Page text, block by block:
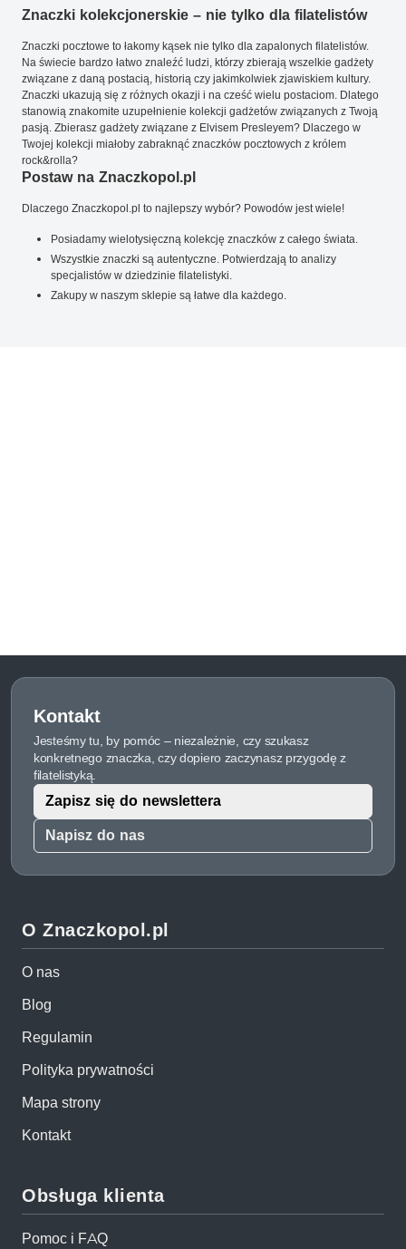
Znaczki kolekcjonerskie – nie tylko dla filatelistów
Znaczki pocztowe to łakomy kąsek nie tylko dla zapalonych filatelistów.
Na świecie bardzo łatwo znaleźć ludzi, którzy zbierają wszelkie gadżety
związane z daną postacią, historią czy jakimkolwiek zjawiskiem kultury.
Znaczki ukazują się z różnych okazji i na cześć wielu postaciom. Dlatego
stanowią znakomite uzupełnienie kolekcji gadżetów związanych z Twoją
pasją. Zbierasz gadżety związane z Elvisem Presleyem? Dlaczego w
Twojej kolekcji miałoby zabraknąć znaczków pocztowych z królem
rock&rolla?
Postaw na Znaczkopol.pl
Dlaczego Znaczkopol.pl to najlepszy wybór? Powodów jest wiele!
Posiadamy wielotysięczną kolekcję znaczków z całego świata.
Wszystkie znaczki są autentyczne. Potwierdzają to analizy
specjalistów w dziedzinie filatelistyki.
Zakupy w naszym sklepie są łatwe dla każdego.
Kontakt
Jesteśmy tu, by pomóc – niezależnie, czy szukasz
konkretnego znaczka, czy dopiero zaczynasz przygodę z
filatelistyką.
Napisz do nas
Zapisz się do newslettera
O Znaczkopol.pl
O nas
Blog
Regulamin
Polityka prywatności
Mapa strony
Kontakt
Obsługa klienta
Pomoc i FAQ